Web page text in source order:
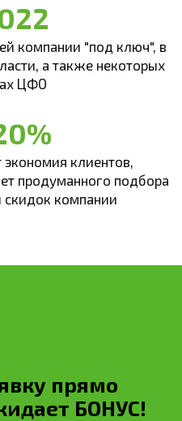
компании "под ключ", в
а также некоторых
ЦФО
экономия клиентов,
продуманного подбора
компании
прямо
БОНУС!